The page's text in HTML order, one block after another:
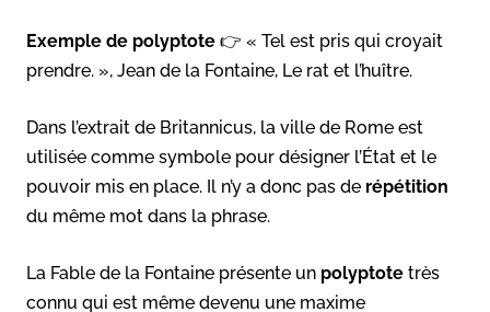
Exemple de polyptote 👉 « Tel est pris qui croyait
prendre. », Jean de la Fontaine, Le rat et l’huître.
Dans l’extrait de Britannicus, la ville de Rome est
utilisée comme symbole pour désigner l’État et le
pouvoir mis en place. Il n’y a donc pas de répétition
du même mot dans la phrase.
La Fable de la Fontaine présente un polyptote très
connu qui est même devenu une maxime